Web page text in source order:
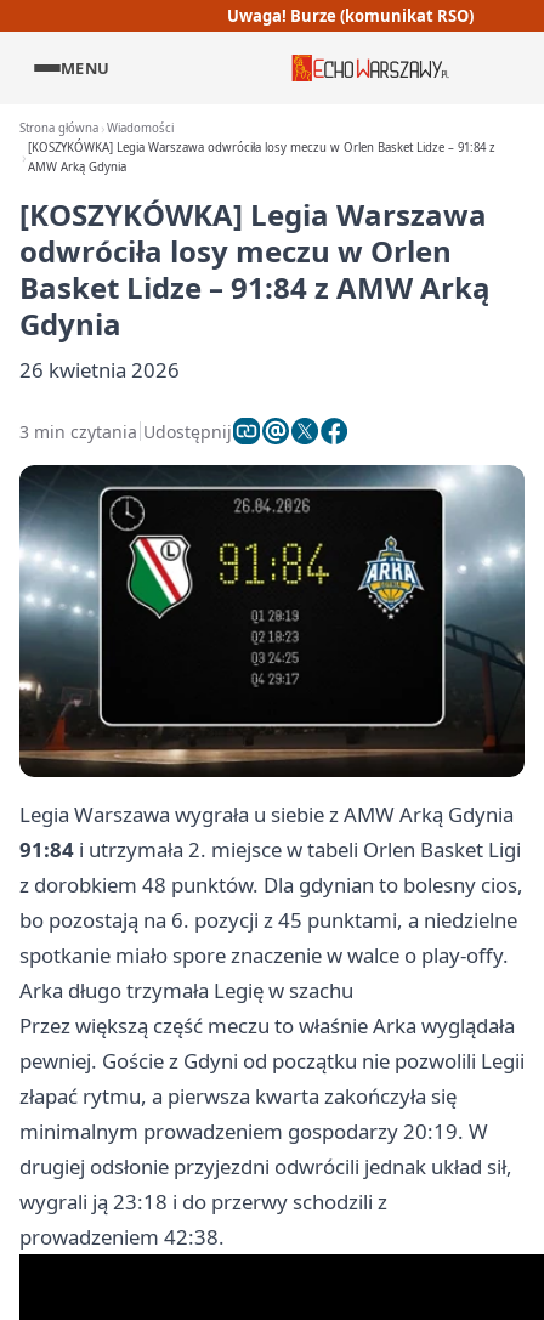
Uwaga! Burze (komunikat RSO)
MENU
Strona główna Wiadomości
[KOSZYKÓWKA] Legia Warszawa odwróciła losy meczu w Orlen Basket Lidze – 91:84 z
AMW Arką Gdynia
[KOSZYKÓWKA] Legia Warszawa
odwróciła losy meczu w Orlen
Basket Lidze – 91:84 z AMW Arką
Gdynia
26 kwietnia 2026
3 min czytania Udostępnij
Legia Warszawa wygrała u siebie z AMW Arką Gdynia
91:84 i utrzymała 2. miejsce w tabeli Orlen Basket Ligi
z dorobkiem 48 punktów. Dla gdynian to bolesny cios,
bo pozostają na 6. pozycji z 45 punktami, a niedzielne
spotkanie miało spore znaczenie w walce o play-offy.
Arka długo trzymała Legię w szachu
Przez większą część meczu to właśnie Arka wyglądała
pewniej. Goście z Gdyni od początku nie pozwolili Legii
złapać rytmu, a pierwsza kwarta zakończyła się
minimalnym prowadzeniem gospodarzy 20:19. W
drugiej odsłonie przyjezdni odwrócili jednak układ sił,
wygrali ją 23:18 i do przerwy schodzili z
prowadzeniem 42:38.